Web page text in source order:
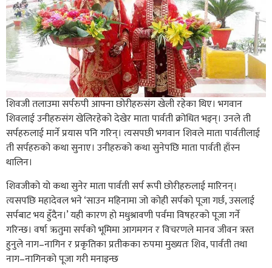
शिवजी तलाउमा सर्परुपी आफ्ना छोरीहरुसंग खेली रहेका थिए। भगवान
शिवलाई उनीहरुसंग खेलिरहेको देखेर माता पार्वती क्रोधित भइन्। उनले ती
सर्पहरुलाई मार्ने प्रयास पनि गरिन्। त्यसपछी भगवान शिवले माता पार्वतीलाई
ती सर्पहरुको कथा सुनाए। उनीहरुको कथा सुनेपछि माता पार्वती हाँस्न
थालिन।
शिवजीको यो कथा सुनेर माता पार्वती सर्प रूपी छोरीहरुलाई मारिनन्।
त्यसपछि महादेवल भने ‘साउन महिनामा जो कोही सर्पको पूजा गर्छ, उसलाई
सर्पबाट भय हुँदैन।’ यही कारण हो मधुश्रावणी पर्वमा विषहरको पूजा गर्ने
गरिन्छ। वर्षा ऋतुमा सर्पको भूमिमा आगमगन र विचरणले मानव जीवन त्रस्त
हुनुले नाग–नागिन र प्रकृतिका प्रतीकका रुपमा मुख्यतः शिव, पार्वती तथा
नाग–नागिनको पूजा गरी मनाइन्छ